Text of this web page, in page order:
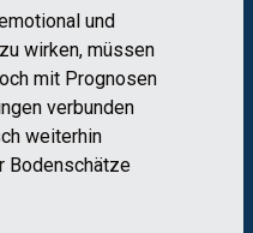
und
wirken, müssen
mit Prognosen
verbunden
weiterhin
Bodenschätze